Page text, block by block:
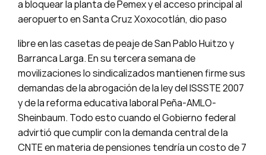
a bloquear la planta de Pemex y el acceso principal al
aeropuerto en Santa Cruz Xoxocotlán, dio paso
libre en las casetas de peaje de San Pablo Huitzo y
Barranca Larga. En su tercera semana de
movilizaciones lo sindicalizados mantienen firme sus
demandas de la abrogación de la ley del ISSSTE 2007
y de la reforma educativa laboral Peña-AMLO-
Sheinbaum. Todo esto cuando el Gobierno federal
advirtió que cumplir con la demanda central de la
CNTE en materia de pensiones tendría un costo de 7